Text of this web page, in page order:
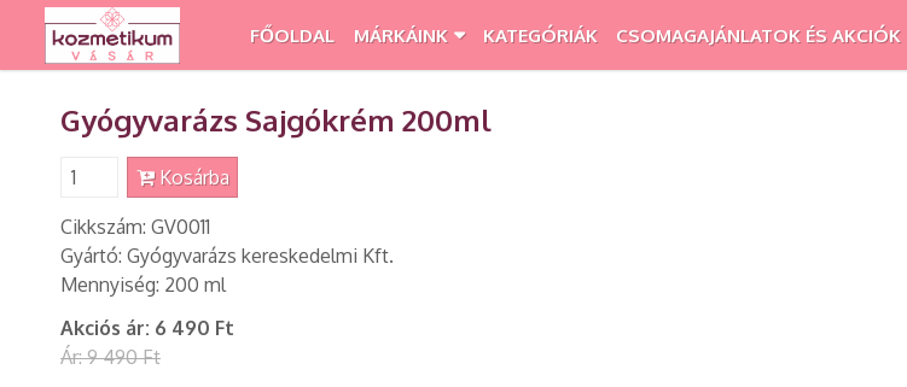
FŐOLDAL MÁRKÁINK KATEGÓRIÁK CSOMAGAJÁNLATOK ÉS AKCIÓK
Gyógyvarázs Sajgókrém 200ml
Kosárba
Cikkszám: GV0011
Gyártó: Gyógyvarázs kereskedelmi Kft.
Mennyiség: 200 ml
Akciós ár: 6 490 Ft
Ár:9 490 Ft